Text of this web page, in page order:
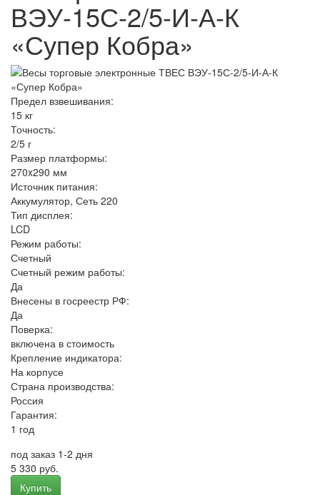
ВЭУ-15С-2/5-И-А-К
«Супер Кобра»
Предел взвешивания:
15 кг
Точность:
2/5 г
Размер платформы:
270x290 мм
Источник питания:
Аккумулятор, Сеть 220
Тип дисплея:
LCD
Режим работы:
Счетный
Счетный режим работы:
Да
Внесены в госреестр РФ:
Да
Поверка:
включена в стоимость
Крепление индикатора:
На корпусе
Страна производства:
Россия
Гарантия:
1 год
под заказ 1-2 дня
5 330 руб.
Купить